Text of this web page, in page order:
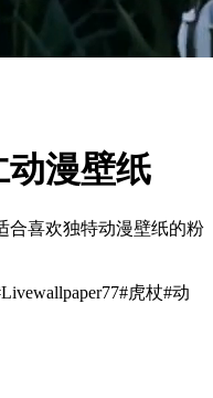
漫壁纸
合喜欢独特动漫壁纸的粉
Livewallpaper77#虎杖#动